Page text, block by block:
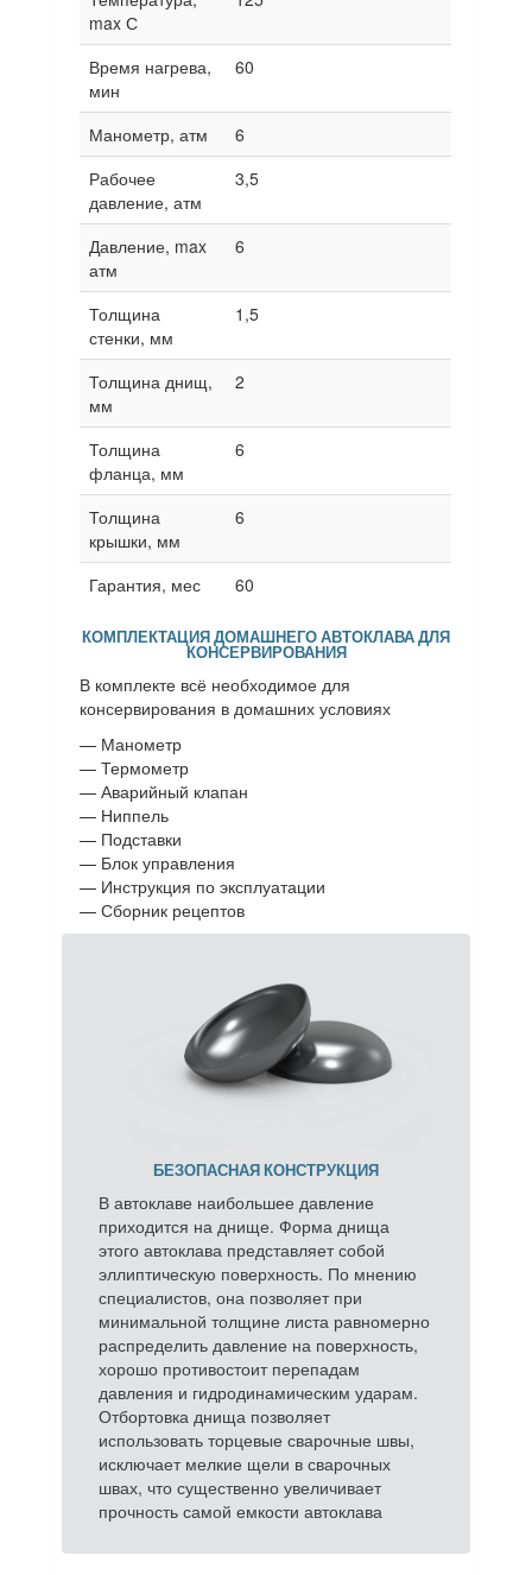
max С
Время нагрева,
мин
60
Манометр, атм
6
Рабочее
давление, атм
3,5
Давление, max
атм
6
Толщина
стенки, мм
1,5
Толщина днищ,
мм
2
Толщина
фланца, мм
6
Толщина
крышки, мм
6
Гарантия, мес 60
КОМПЛЕКТАЦИЯ ДОМАШНЕГО АВТОКЛАВА ДЛЯ
КОНСЕРВИРОВАНИЯ
В комплекте всё необходимое для
консервирования в домашних условиях
— Манометр
— Термометр
— Аварийный клапан
— Ниппель
— Подставки
— Блок управления
— Инструкция по эксплуатации
— Сборник рецептов
БЕЗОПАСНАЯ КОНСТРУКЦИЯ
В автоклаве наибольшее давление
приходится на днище. Форма днища
этого автоклава представляет собой
эллиптическую поверхность. По мнению
специалистов, она позволяет при
минимальной толщине листа равномерно
распределить давление на поверхность,
хорошо противостоит перепадам
давления и гидродинамическим ударам.
Отбортовка днища позволяет
использовать торцевые сварочные швы,
исключает мелкие щели в сварочных
швах, что существенно увеличивает
прочность самой емкости автоклава